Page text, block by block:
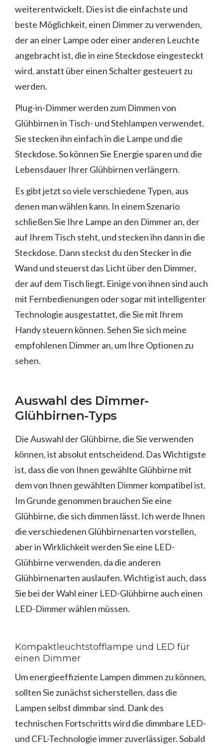
weiterentwickelt. Dies ist die einfachste und
beste Möglichkeit, einen Dimmer zu verwenden,
der an einer Lampe oder einer anderen Leuchte
angebracht ist, die in eine Steckdose eingesteckt
wird, anstatt über einen Schalter gesteuert zu
werden.
Plug-in-Dimmer werden zum Dimmen von
Glühbirnen in Tisch- und Stehlampen verwendet.
Sie stecken ihn einfach in die Lampe und die
Steckdose. So können Sie Energie sparen und die
Lebensdauer Ihrer Glühbirnen verlängern.
Es gibt jetzt so viele verschiedene Typen, aus
denen man wählen kann. In einem Szenario
schließen Sie Ihre Lampe an den Dimmer an, der
auf Ihrem Tisch steht, und stecken ihn dann in die
Steckdose. Dann steckst du den Stecker in die
Wand und steuerst das Licht über den Dimmer,
der auf dem Tisch liegt. Einige von ihnen sind auch
mit Fernbedienungen oder sogar mit intelligenter
Technologie ausgestattet, die Sie mit Ihrem
Handy steuern können. Sehen Sie sich meine
empfohlenen Dimmer an, um Ihre Optionen zu
sehen.
Auswahl des Dimmer-
Glühbirnen-Typs
Die Auswahl der Glühbirne, die Sie verwenden
können, ist absolut entscheidend. Das Wichtigste
ist, dass die von Ihnen gewählte Glühbirne mit
dem von Ihnen gewählten Dimmer kompatibel ist.
Im Grunde genommen brauchen Sie eine
Glühbirne, die sich dimmen lässt. Ich werde Ihnen
die verschiedenen Glühbirnenarten vorstellen,
aber in Wirklichkeit werden Sie eine LED-
Glühbirne verwenden, da die anderen
Glühbirnenarten auslaufen. Wichtig ist auch, dass
Sie bei der Wahl einer LED-Glühbirne auch einen
LED-Dimmer wählen müssen.
Kompaktleuchtstofflampe und LED für
einen Dimmer
Um energieeffiziente Lampen dimmen zu können,
sollten Sie zunächst sicherstellen, dass die
Lampen selbst dimmbar sind. Dank des
technischen Fortschritts wird die dimmbare LED-
und CFL-Technologie immer zuverlässiger. Sobald